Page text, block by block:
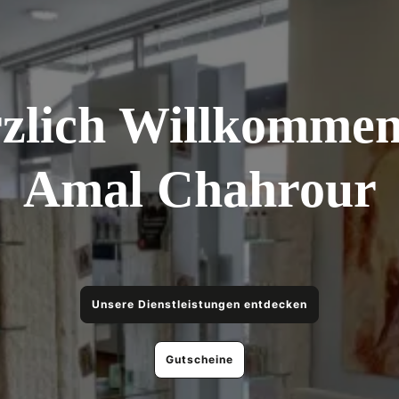
Amal Chahrour
Unsere Dienstleistungen entdecken
Gutscheine